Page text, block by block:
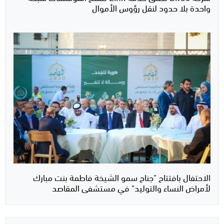
واحدة بلا حدود لنقل رؤوس الأموال
الاحتفال بافتتاح "جناح سمو الشيخة فاطمة بنت مبارك
لأمراض النساء والتوليد" في مستشفى المقاصد